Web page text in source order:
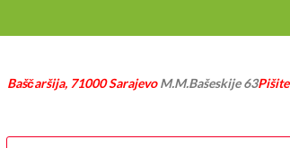
Baščaršija, 71000 SarajevoM.M.Bašeskije 63
Products